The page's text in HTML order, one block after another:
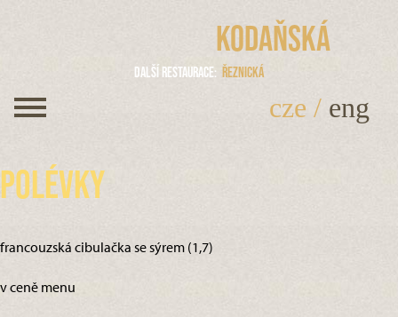
Kodaňská
Další restaurace Řeznická
cze / eng
Polévky
francouzská cibulačka se sýrem (1,7)
v ceně menu